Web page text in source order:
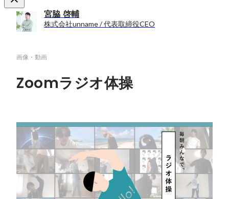
宮脇 啓輔
株式会社unname / 代表取締役CEO
画像・動画
Zoomラジオ体操